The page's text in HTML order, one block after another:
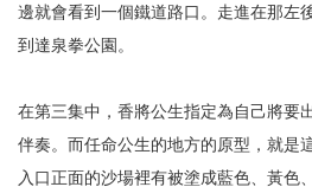
邊就會看到一個鐵道路口。走進在那左
到達泉拳公園。
在第三集中，香將公生指定為自己將要
伴奏。而任命公生的地方的原型，就是
入口正面的沙場裡有被塗成藍色、黃色